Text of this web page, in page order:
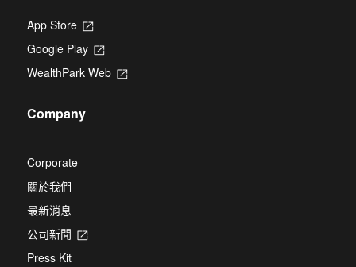
App Store
Opens
a
new
tab
Google Play
Opens
a
WealthPark Web
Opens
Company
Corporate
關於我們
最新消息
公司新聞
Opens
Press Kit